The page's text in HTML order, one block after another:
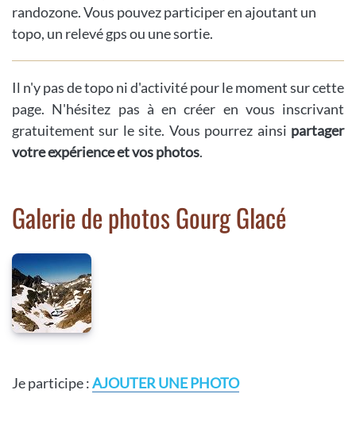
randozone. Vous pouvez participer en ajoutant un
topo, un relevé gps ou une sortie.
Il n'y pas de topo ni d'activité pour le moment sur cette
page. N'hésitez pas à en créer en vous inscrivant
gratuitement sur le site. Vous pourrez ainsi partager
votre expérience et vos photos.
Galerie de photos Gourg Glacé
Je participe :AJOUTER UNE PHOTO